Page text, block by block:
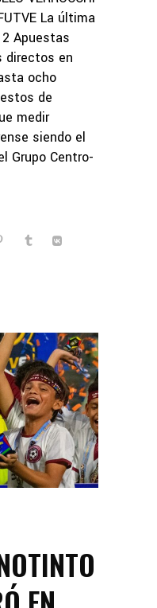
La última
Apuestas
directos en
ocho
de
medir
siendo el
Grupo Centro-